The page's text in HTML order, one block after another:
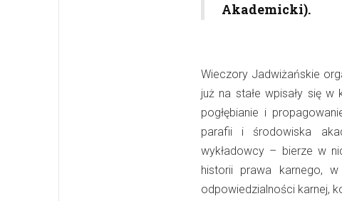
Akademicki).
Wieczory Jadwiżańskie
już na stałe wpisały się
pogłębianie i
parafii i środowiska
wykładowcy – bierze w
historii prawa karnego,
odpowiedzialności karnej,